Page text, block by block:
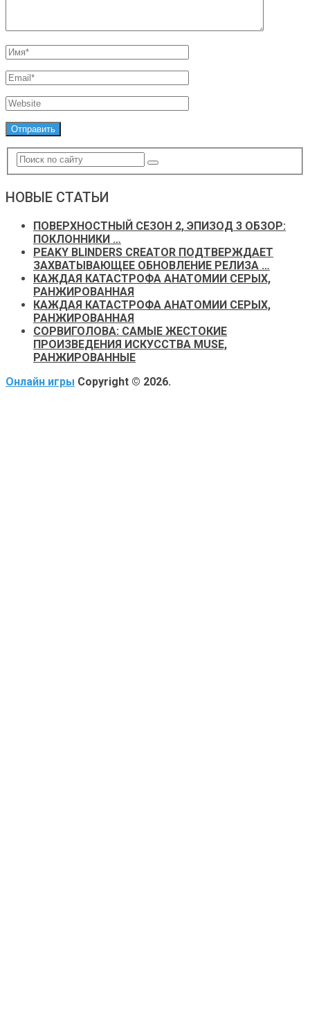
НОВЫЕ СТАТЬИ
ПОВЕРХНОСТНЫЙ СЕЗОН 2, ЭПИЗОД 3 ОБЗОР:
ПОКЛОННИКИ …
PEAKY BLINDERS CREATOR ПОДТВЕРЖДАЕТ
ЗАХВАТЫВАЮЩЕЕ ОБНОВЛЕНИЕ РЕЛИЗА …
КАЖДАЯ КАТАСТРОФА АНАТОМИИ СЕРЫХ,
РАНЖИРОВАННАЯ
КАЖДАЯ КАТАСТРОФА АНАТОМИИ СЕРЫХ,
РАНЖИРОВАННАЯ
СОРВИГОЛОВА: САМЫЕ ЖЕСТОКИЕ
ПРОИЗВЕДЕНИЯ ИСКУССТВА MUSE,
РАНЖИРОВАННЫЕ
Онлайн игры Copyright © 2026.